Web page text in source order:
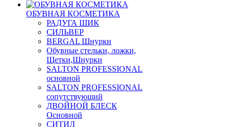
ОБУВНАЯ КОСМЕТИКА
РАДУГА ШИК
СИЛЬВЕР
BERGAL Шнурки
Обувные стельки, ложки,
Щетки,Шнурки
SALTON PROFESSIONAL
основной
SALTON PROFESSIONAL
сопутствующий
ДВОЙНОЙ БЛЕСК
Основной
СИТИЛ